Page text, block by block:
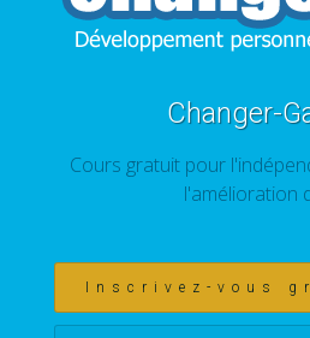
Changer-
Cours gratuit pour
l'amélioration
Inscrivez-vous